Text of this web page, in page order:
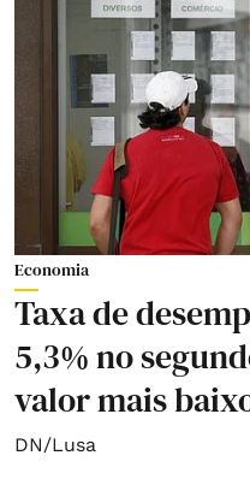
Economia
Taxa de
5,3% no
valor mais
DN/Lusa